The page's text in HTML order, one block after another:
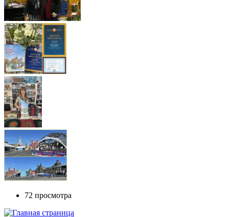
72 просмотра